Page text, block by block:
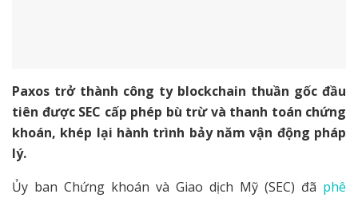
Paxos trở thành công ty blockchain thuần gốc đầu
tiên được SEC cấp phép bù trừ và thanh toán chứng
khoán, khép lại hành trình bảy năm vận động pháp
lý.
Ủy ban Chứng khoán và Giao dịch Mỹ (SEC) đã phê